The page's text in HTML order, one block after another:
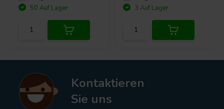
50 Auf Lager
3 Auf Lager
Kontaktieren
Sie uns